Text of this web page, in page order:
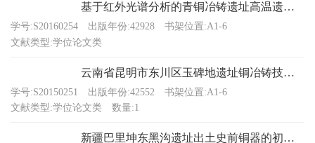
基于红外光谱分析的青铜冶铸遗址高温遗存研究
学号:S20160254 出版年份:42928
书架位置:A1-6
文献类型:学位论文类
云南省昆明市东川区玉碑地遗址铜冶铸技术研究
学号:S20150251 出版年份:42552
书架位置:A1-6
文献类型:学位论文类
数量:1
新疆巴里坤东黑沟遗址出土史前铜器的初步科学研究